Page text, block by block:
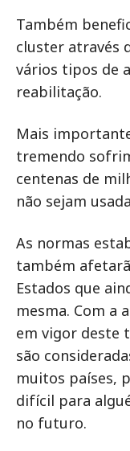
Também
cluster através
vários tipos de
reabilitação.
Mais
tremendo
centenas de
não sejam
As normas
também
Estados que
mesma. Com a
em vigor deste
são
muitos países,
difícil para
no futuro.